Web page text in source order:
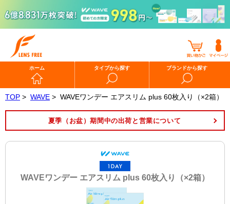
ホーム タイプから探す ブランドから探す
TOP > WAVE > WAVEワンデー エアスリム plus 60枚入り（×2箱）
夏季（お盆）期間中の出荷と営業について
WAVEワンデー エアスリム plus 60枚入り（×2箱）